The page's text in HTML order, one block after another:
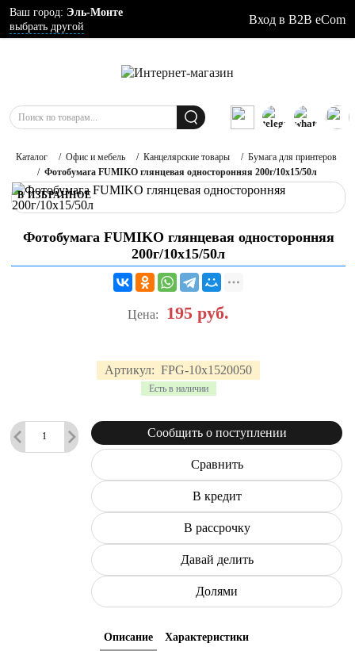
Ваш город: Эль-Монте
выбрать другой
Вход в B2B eCom
Каталог / Офис и мебель / Канцелярские товары / Бумага для принтеров
/ Фотобумага FUMIKO глянцевая односторонняя 200г/10х15/50л
В ИЗБРАННОЕ
Фотобумага FUMIKO глянцевая односторонняя
200г/10х15/50л
Артикул: FPG-10х1520050
Есть в наличии
Цена: 195 руб.
Сообщить о поступлении
Сравнить
В кредит
В рассрочку
Давай делить
Долями
Описание Характеристики